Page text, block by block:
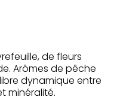
de fleurs
Arômes de pêche
dynamique entre
minéralité.